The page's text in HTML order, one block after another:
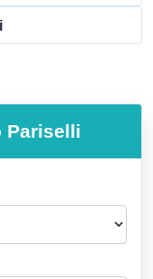
Pariselli